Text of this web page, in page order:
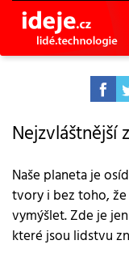
Nejzvláštnější
Naše planeta je
tvory i bez toho,
vymýšlet. Zde je
které jsou lidstvu